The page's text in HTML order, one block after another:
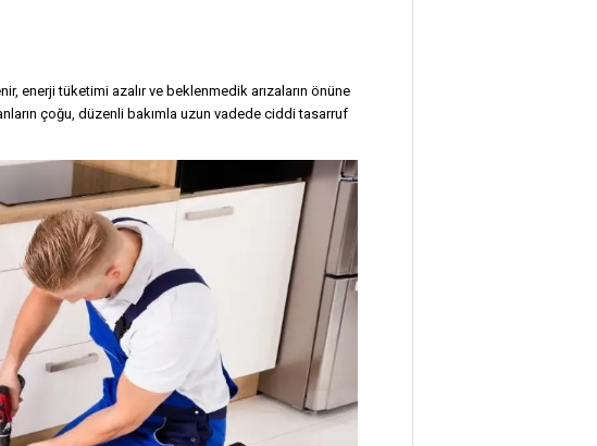
enerji tüketimi azalır ve beklenmedik arızaların önüne
çoğu, düzenli bakımla uzun vadede ciddi tasarruf